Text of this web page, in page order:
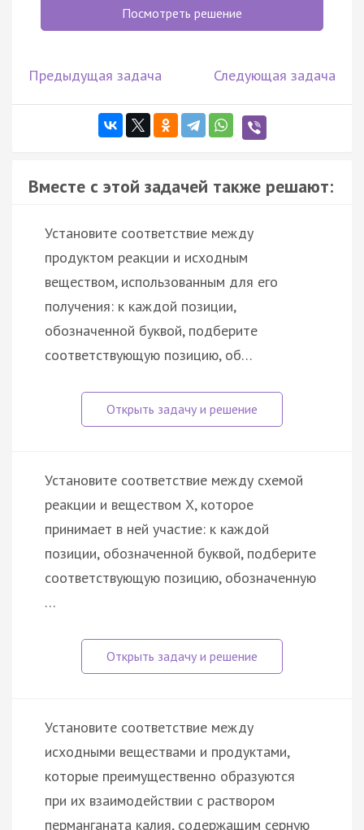
Посмотреть решение
Предыдущая задача Следующая задача
Вместе с этой задачей также решают:
Установите соответствие между
продуктом реакции и исходным
веществом, использованным для его
получения: к каждой позиции,
обозначенной буквой, подберите
соответствующую позицию, об…
Установите соответствие между схемой
реакции и веществом X, которое
принимает в ней участие: к каждой
позиции, обозначенной буквой, подберите
соответствующую позицию, обозначенную
…
Установите соответствие между
исходными веществами и продуктами,
которые преимущественно образуются
при их взаимодействии с раствором
перманганата калия, содержащим серную